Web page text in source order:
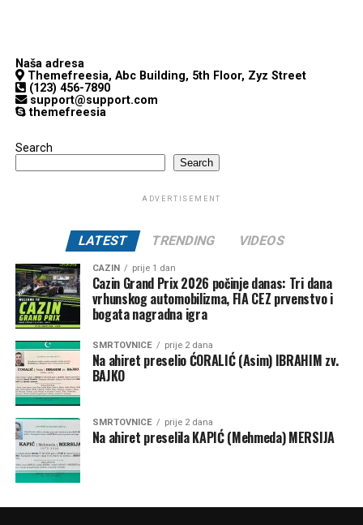
Naša adresa
Themefreesia, Abc Building, 5th Floor, Zyz Street
(123) 456-7890
support@support.com
themefreesia
Search
Search
ADVERTISEMENT
LATEST TRENDING VIDEOS
CAZIN prije 1 dan
Cazin Grand Prix 2026 počinje danas: Tri dana
vrhunskog automobilizma, FIA CEZ prvenstvo i
bogata nagradna igra
SMRTOVNICE prije 2 dana
Na ahiret preselio ĆORALIĆ (Asim) IBRAHIM zv.
BAJKO
SMRTOVNICE prije 2 dana
Na ahiret preselila KAPIĆ (Mehmeda) MERSIJA